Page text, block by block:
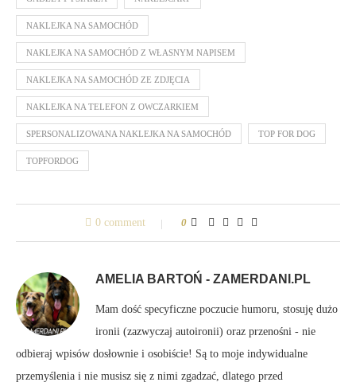
NAKLEJKA NA SAMOCHÓD
NAKLEJKA NA SAMOCHÓD Z WŁASNYM NAPISEM
NAKLEJKA NA SAMOCHÓD ZE ZDJĘCIA
NAKLEJKA NA TELEFON Z OWCZARKIEM
SPERSONALIZOWANA NAKLEJKA NA SAMOCHÓD TOP FOR DOG
TOPFORDOG
0 comment 0
AMELIA BARTOŃ - ZAMERDANI.PL
Mam dość specyficzne poczucie humoru, stosuję dużo
ironii (zazwyczaj autoironii) oraz przenośni - nie
odbieraj wpisów dosłownie i osobiście! Są to moje indywidualne
przemyślenia i nie musisz się z nimi zgadzać, dlatego przed